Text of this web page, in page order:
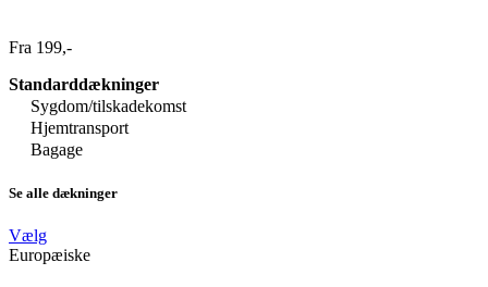
Fra 199,-
Standarddækninger
Sygdom/tilskadekomst
Hjemtransport
Bagage
Se alle dækninger
Vælg
Europæiske